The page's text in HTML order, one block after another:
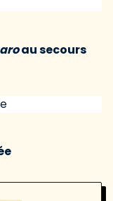
au secours